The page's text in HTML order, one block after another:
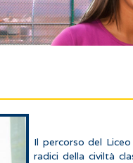
Il percorso del
radici della civiltà